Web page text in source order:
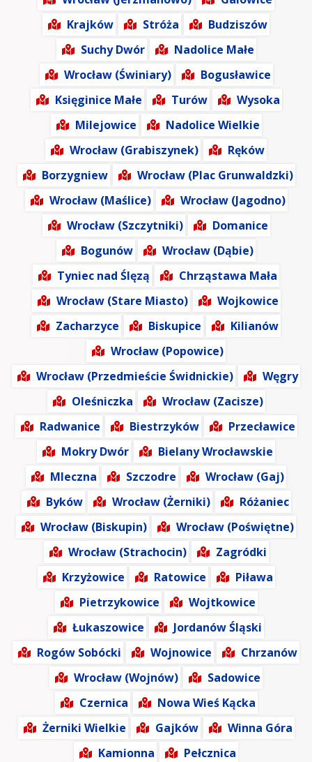
Krajków
Stróża
Budziszów
Suchy Dwór
Nadolice Małe
Wrocław (Świniary)
Bogusławice
Księginice Małe
Turów
Wysoka
Milejowice
Nadolice Wielkie
Wrocław (Grabiszynek)
Ręków
Borzygniew
Wrocław (Plac Grunwaldzki)
Wrocław (Maślice)
Wrocław (Jagodno)
Wrocław (Szczytniki)
Domanice
Bogunów
Wrocław (Dąbie)
Tyniec nad Ślęzą
Chrząstawa Mała
Wrocław (Stare Miasto)
Wojkowice
Zacharzyce
Biskupice
Kilianów
Wrocław (Popowice)
Wrocław (Przedmieście Świdnickie)
Węgry
Oleśniczka
Wrocław (Zacisze)
Radwanice
Biestrzyków
Przecławice
Mokry Dwór
Bielany Wrocławskie
Mleczna
Szczodre
Wrocław (Gaj)
Byków
Wrocław (Żerniki)
Różaniec
Wrocław (Biskupin)
Wrocław (Poświętne)
Wrocław (Strachocin)
Zagródki
Krzyżowice
Ratowice
Piława
Pietrzykowice
Wojtkowice
Łukaszowice
Jordanów Śląski
Rogów Sobócki
Wojnowice
Chrzanów
Wrocław (Wojnów)
Sadowice
Czernica
Nowa Wieś Kącka
Żerniki Wielkie
Gajków
Winna Góra
Kamionna
Pełcznica